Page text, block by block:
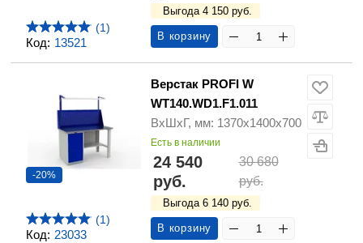
Код: 13521
(1)
Выгода 4 150 руб.
В корзину
Код: 23033
-20%
(1)
Верстак PROFI W
WT140.WD1.F1.011
ВхШхГ, мм: 1370х1400х700
Есть в наличии
24 540
руб.
30 680
руб.
Выгода 6 140 руб.
В корзину